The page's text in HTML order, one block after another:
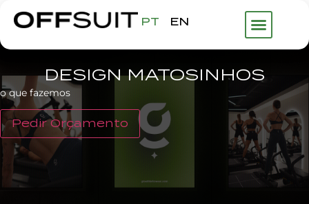
PT EN
DESIGN MATOSINHOS
o que fazemos
Pedir Orçamento